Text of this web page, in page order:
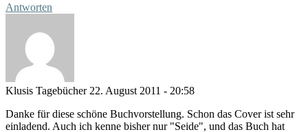
Antworten
Klusis Tagebücher 22. August 2011 - 20:58
Danke für diese schöne Buchvorstellung. Schon das Cover ist sehr
einladend. Auch ich kenne bisher nur "Seide", und das Buch hat